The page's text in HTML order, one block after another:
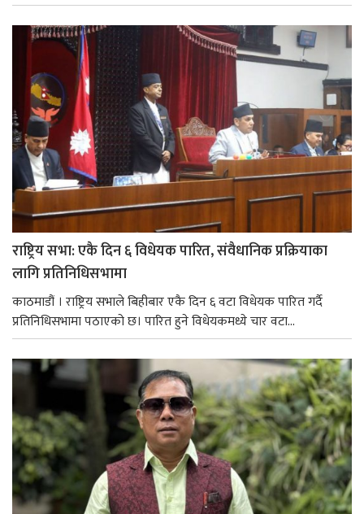
राष्ट्रिय सभा: एकै दिन ६ विधेयक पारित, संवैधानिक प्रक्रियाका
लागि प्रतिनिधिसभामा
काठमाडौं । राष्ट्रिय सभाले बिहीबार एकै दिन ६ वटा विधेयक पारित गर्दै
प्रतिनिधिसभामा पठाएको छ। पारित हुने विधेयकमध्ये चार वटा...